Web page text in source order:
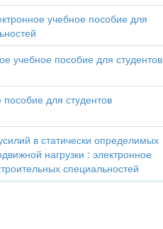
учебное пособие для
учебное пособие для студентов
для студентов
в статически определимых
нагрузки : электронное
специальностей